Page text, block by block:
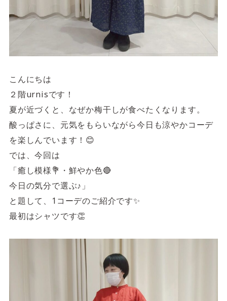
サービス＆ビューティー＆レストランフロア
営業時間 10:00 ~ 22:00
4F/5F
フィジカルケアフロア
営業時間 10:00 ~ 23:00
施設案内を見る
こんにちは
２階urnisです！
夏が近づくと、なぜか梅干しが食べたくなります。
酸っぱさに、元気をもらいながら今日も涼やかコーデ
を楽しんでいます！😊
では、今回は
「癒し模様💐・鮮やか色🔴
今日の気分で選ぶ♪」
と題して、1コーデのご紹介です✨️
最初はシャツです👏